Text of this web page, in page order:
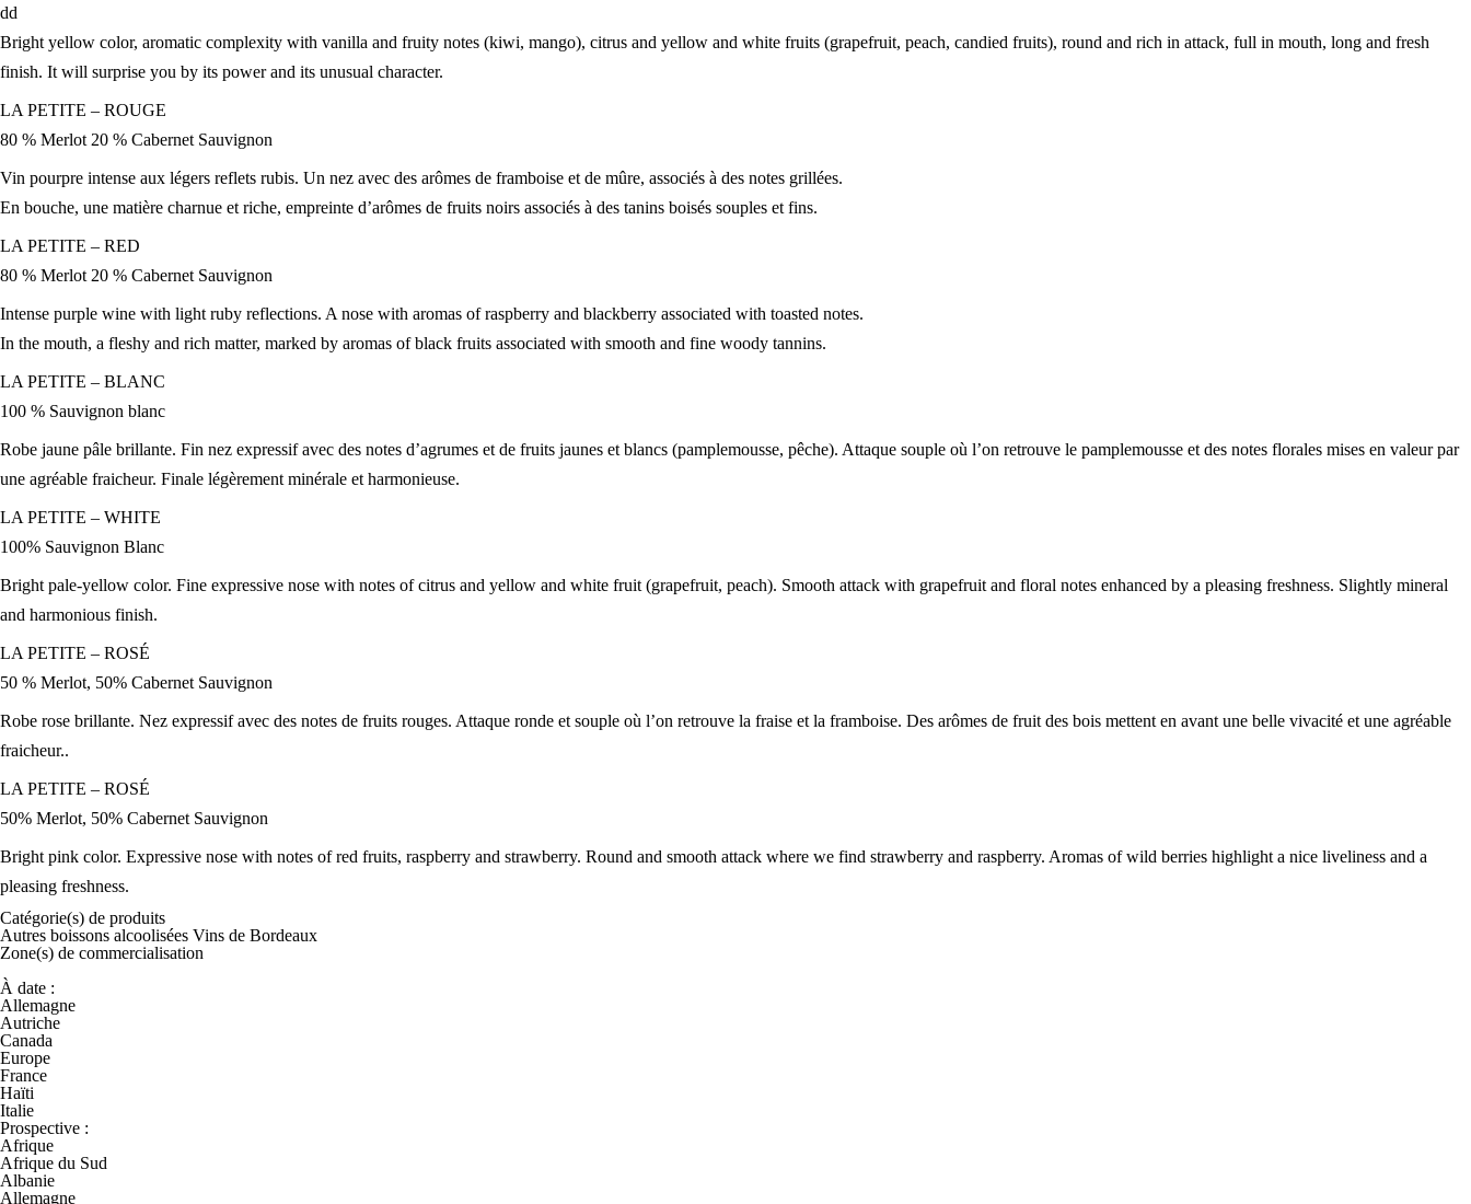
dd
Bright yellow color, aromatic complexity with vanilla and fruity notes (kiwi, mango), citrus and yellow and white fruits (grapefruit, peach, candied fruits), round and rich in attack, full in mouth, long and fresh
finish. It will surprise you by its power and its unusual character.
LA PETITE – ROUGE
80 % Merlot 20 % Cabernet Sauvignon
Vin pourpre intense aux légers reflets rubis. Un nez avec des arômes de framboise et de mûre, associés à des notes grillées.
En bouche, une matière charnue et riche, empreinte d’arômes de fruits noirs associés à des tanins boisés souples et fins.
LA PETITE – RED
80 % Merlot 20 % Cabernet Sauvignon
Intense purple wine with light ruby reflections. A nose with aromas of raspberry and blackberry associated with toasted notes.
In the mouth, a fleshy and rich matter, marked by aromas of black fruits associated with smooth and fine woody tannins.
LA PETITE – BLANC
100 % Sauvignon blanc
Robe jaune pâle brillante. Fin nez expressif avec des notes d’agrumes et de fruits jaunes et blancs (pamplemousse, pêche). Attaque souple où l’on retrouve le pamplemousse et des notes florales mises en valeur par
une agréable fraicheur. Finale légèrement minérale et harmonieuse.
LA PETITE – WHITE
100% Sauvignon Blanc
Bright pale-yellow color. Fine expressive nose with notes of citrus and yellow and white fruit (grapefruit, peach). Smooth attack with grapefruit and floral notes enhanced by a pleasing freshness. Slightly mineral
and harmonious finish.
LA PETITE – ROSÉ
50 % Merlot, 50% Cabernet Sauvignon
Robe rose brillante. Nez expressif avec des notes de fruits rouges. Attaque ronde et souple où l’on retrouve la fraise et la framboise. Des arômes de fruit des bois mettent en avant une belle vivacité et une agréable
fraicheur..
LA PETITE – ROSÉ
50% Merlot, 50% Cabernet Sauvignon
Bright pink color. Expressive nose with notes of red fruits, raspberry and strawberry. Round and smooth attack where we find strawberry and raspberry. Aromas of wild berries highlight a nice liveliness and a
pleasing freshness.
Catégorie(s) de produits
Autres boissons alcoolisées Vins de Bordeaux
Zone(s) de commercialisation
À date :
Allemagne
Autriche
Canada
Europe
France
Haïti
Italie
Prospective :
Afrique
Afrique du Sud
Albanie
Allemagne